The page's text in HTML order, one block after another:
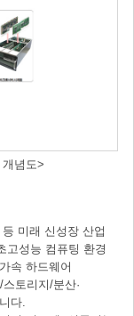
념도>
미래 신성장 산업
고성능 컴퓨팅 환경
속 하드웨어
토리지/분산·
다.